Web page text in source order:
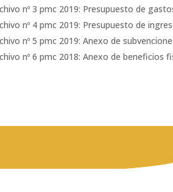
nº 3 pmc 2019: Presupuesto de
nº 4 pmc 2019: Presupuesto de
nº 5 pmc 2019: Anexo de
nº 6 pmc 2018: Anexo de beneficios